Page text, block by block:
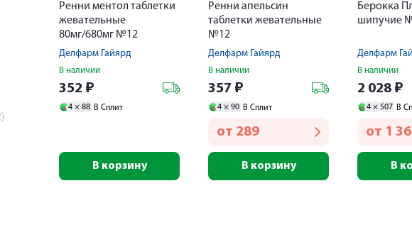
Ренни ментол таблетки
жевательные
80мг/680мг №12
Делфарм Гайярд
В наличии
352 ₽
4 × 88 В Сплит
В корзину
Ренни апельсин
таблетки жевательные
№12
Делфарм Гайярд
В наличии
357 ₽
4 × 90 В Сплит
от 289
В корзину
Берокка
шипучие
Делфарм
В наличии
2 028 ₽
4 × 507 В
от 1
В